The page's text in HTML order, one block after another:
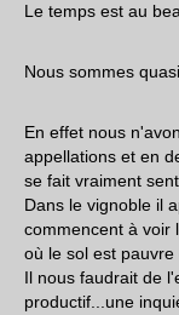
Le temps est au
Nous sommes
En effet nous
appellations et en
se fait vraiment
Dans le vignoble il
commencent à voir
où le sol est pauvre
Il nous faudrait de
productif...une